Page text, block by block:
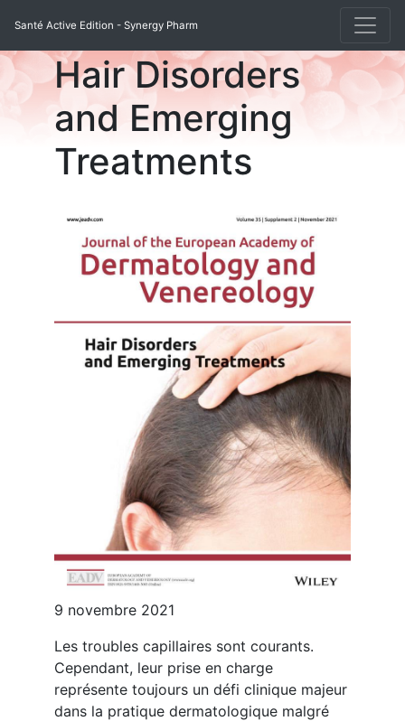
Santé Active Edition - Synergy Pharm
Hair Disorders
and Emerging
Treatments
9 novembre 2021
Les troubles capillaires sont courants.
Cependant, leur prise en charge
représente toujours un défi clinique majeur
dans la pratique dermatologique malgré